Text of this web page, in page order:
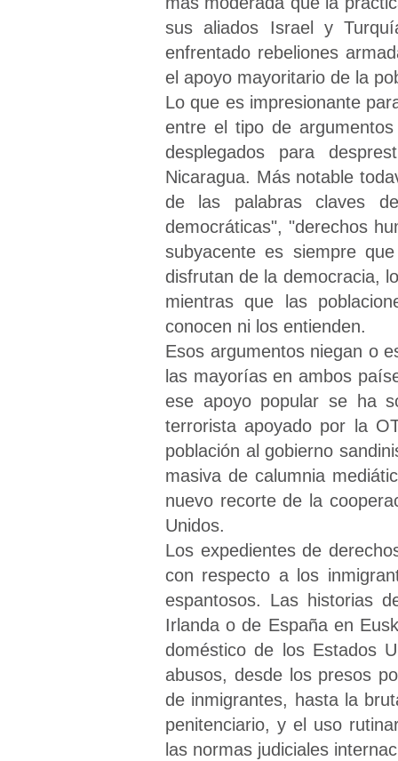
sus aliados Israel y
enfrentado rebeliones
el apoyo mayoritario de la
Lo que es impresionante
entre el tipo de
desplegados para
Nicaragua. Más notable
de las palabras claves
democráticas", "derechos
subyacente es siempre
disfrutan de la democracia,
mientras que las
conocen ni los entienden.
Esos argumentos niegan o
las mayorías en ambos
ese apoyo popular se ha
terrorista apoyado por la
población al gobierno
masiva de calumnia
nuevo recorte de la
Unidos.
Los expedientes de
con respecto a los
espantosos. Las historias
Irlanda o de España en
doméstico de los Estados
abusos, desde los presos
de inmigrantes, hasta la
penitenciario, y el uso
las normas judiciales